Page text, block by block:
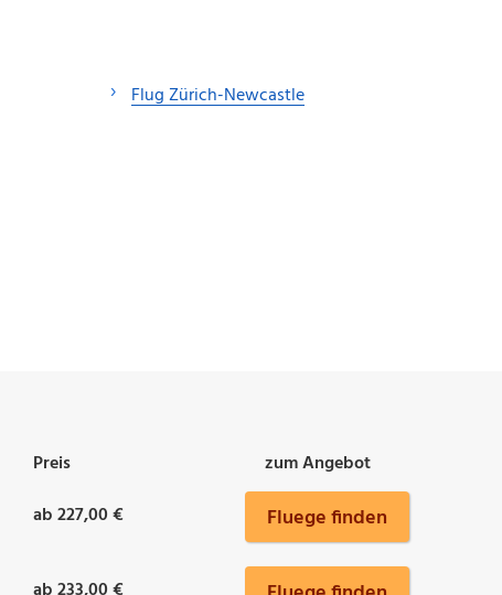
Flug Zürich-Newcastle
Preis
zum Angebot
ab 227,00 € Fluege finden